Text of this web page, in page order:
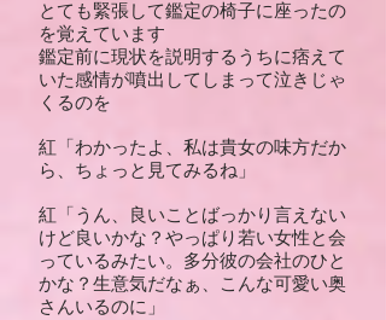
とても緊張して鑑定の椅子に座ったの
を覚えています
鑑定前に現状を説明するうちに痞えて
いた感情が噴出してしまって泣きじゃ
くるのを
紅「わかったよ、私は貴女の味方だか
ら、ちょっと見てみるね」
紅「うん、良いことばっかり言えない
けど良いかな？やっぱり若い女性と会
っているみたい。多分彼の会社のひと
かな？生意気だなぁ、こんな可愛い奥
さんいるのに」